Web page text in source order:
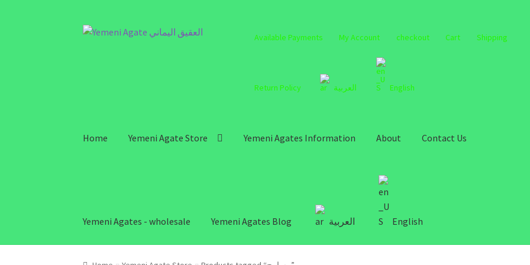
Skip
Skip
Available Payments My Account checkout Cart Shipping
Return Policy العربية English
Home Yemeni Agate Store Yemeni Agates Information About Contact Us
Yemeni Agates - wholesale Yemeni Agates Blog العربية English